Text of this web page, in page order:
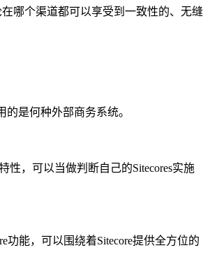
哪个渠道都可以享受到一致性的、无缝
的是何种外部商务系统。
，可以当做判断自己的Sitecores实施
能，可以围绕着Sitecore提供全方位的